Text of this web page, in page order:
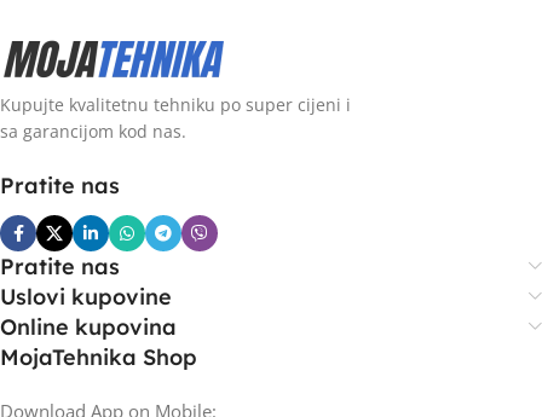
Kupujte kvalitetnu tehniku po super cijeni i
sa garancijom kod nas.
Pratite nas
Pratite nas
Uslovi kupovine
Online kupovina
MojaTehnika Shop
Download App on Mobile: